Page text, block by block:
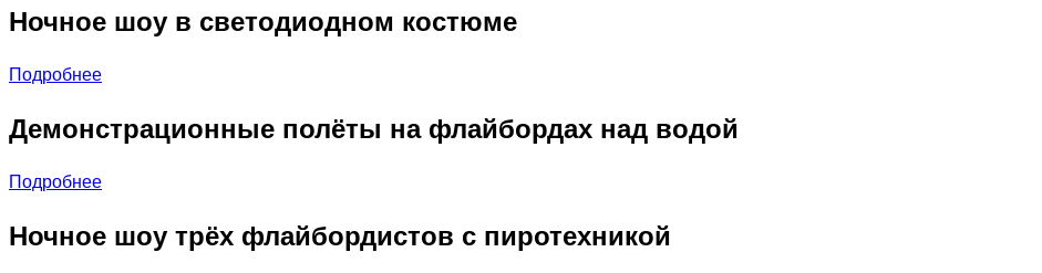
Ночное шоу в светодиодном костюме
Подробнее
Демонстрационные полёты на флайбордах над водой
Подробнее
Ночное шоу трёх флайбордистов с пиротехникой